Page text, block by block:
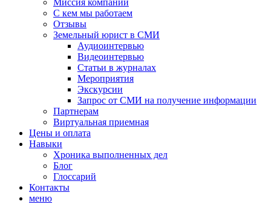
С кем мы работаем
Отзывы
Земельный юрист в СМИ
Аудиоинтервью
Видеоинтервью
Статьи в журналах
Мероприятия
Экскурсии
Запрос от СМИ на получение информации
Партнерам
Виртуальная приемная
Цены и оплата
Навыки
Хроника выполненных дел
Блог
Глоссарий
Контакты
меню